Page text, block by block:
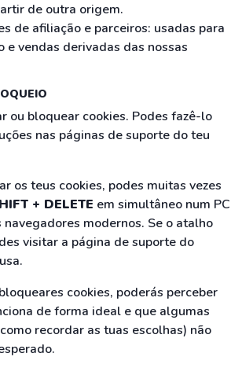
de outra origem.
de afiliação e parceiros: usadas para
e vendas derivadas das nossas
ou bloquear cookies. Podes fazê-lo
nas páginas de suporte do teu
os teus cookies, podes muitas vezes
+ DELETE em simultâneo num PC
navegadores modernos. Se o atalho
visitar a página de suporte do
cookies, poderás perceber
de forma ideal e que algumas
recordar as tuas escolhas) não